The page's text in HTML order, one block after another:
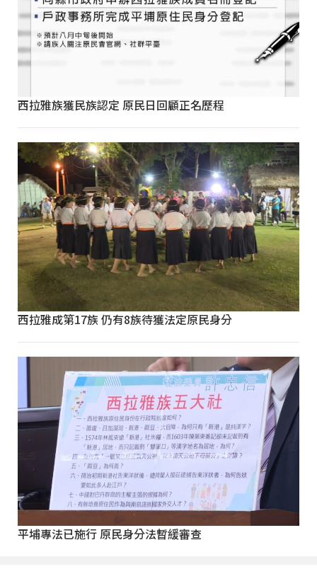
西拉雅族獲民族認定 原民日回顧正名歷程
西拉雅成第17族 仍有8族待獲法定原民身分
平埔專法已施行 原民身分法暫緩審查